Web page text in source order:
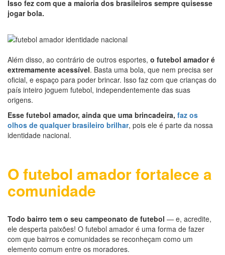
Isso fez com que a maioria dos brasileiros sempre quisesse
jogar bola.
Além disso, ao contrário de outros esportes, o futebol amador é
extremamente acessível. Basta uma bola, que nem precisa ser
oficial, e espaço para poder brincar. Isso faz com que crianças do
país inteiro joguem futebol, independentemente das suas
origens.
Esse futebol amador, ainda que uma brincadeira, faz os
olhos de qualquer brasileiro brilhar, pois ele é parte da nossa
identidade nacional.
O futebol amador fortalece a
comunidade
Todo bairro tem o seu campeonato de futebol — e, acredite,
ele desperta paixões! O futebol amador é uma forma de fazer
com que bairros e comunidades se reconheçam como um
elemento comum entre os moradores.